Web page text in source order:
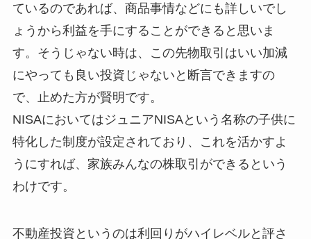
ているのであれば、商品事情などにも詳しいでし
ょうから利益を手にすることができると思いま
す。そうじゃない時は、この先物取引はいい加減
にやっても良い投資じゃないと断言できますの
で、止めた方が賢明です。
NISAにおいてはジュニアNISAという名称の子供に
特化した制度が設定されており、これを活かすよ
うにすれば、家族みんなの株取引ができるという
わけです。
不動産投資というのは利回りがハイレベルと評さ